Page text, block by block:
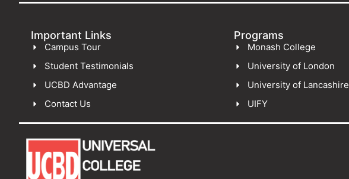
Important Links
Campus Tour
Student Testimonials
UCBD Advantage
Contact Us
Programs
Monash College
University of London
University of Lancashire
UIFY